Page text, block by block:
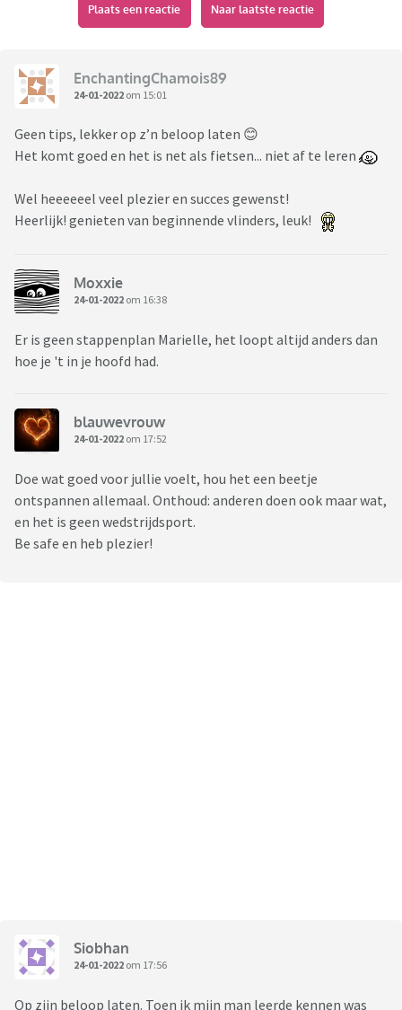
Plaats een reactie Naar laatste reactie
EnchantingChamois89
24-01-2022 om 15:01
Geen tips, lekker op z’n beloop laten 😊
Het komt goed en het is net als fietsen... niet af te leren
Wel heeeeeel veel plezier en succes gewenst!
Heerlijk! genieten van beginnende vlinders, leuk!
Moxxie
24-01-2022 om 16:38
Er is geen stappenplan Marielle, het loopt altijd anders dan
hoe je 't in je hoofd had.
blauwevrouw
24-01-2022 om 17:52
Doe wat goed voor jullie voelt, hou het een beetje
ontspannen allemaal. Onthoud: anderen doen ook maar wat,
en het is geen wedstrijdsport.
Be safe en heb plezier!
Siobhan
24-01-2022 om 17:56
Op zijn beloop laten. Toen ik mijn man leerde kennen was